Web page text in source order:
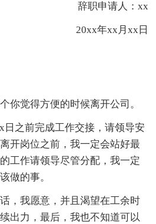
辞职申请人：xx
20xx年xx月xx日
你觉得方便的时候离开公司。
日之前完成工作交接，请领导安
开岗位之前，我一定会站好最
工作请领导尽管分配，我一定
做的事。
，我愿意，并且渴望在工余时
出力，最后，我也不知道可以